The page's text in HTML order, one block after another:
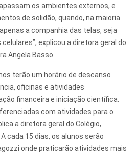
os ambientes externos, e
de solidão, quando, na maioria
a companhia das telas, seja
explicou a diretora geral do
Angela Basso.
terão um horário de descanso
oficinas e atividades
financeira e iniciação científica.
com atividades para o
a diretora geral do Colégio,
cada 15 dias, os alunos serão
onde praticarão atividades mais